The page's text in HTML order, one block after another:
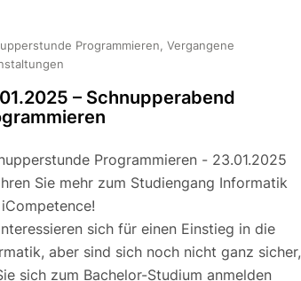
Programmieren, Vergangene
– Schnupperabend
Programmieren - 23.01.2025
Sie mehr zum Studiengang Informatik
sich für einen Einstieg in die
aber sind sich noch nicht ganz sicher,
sich zum Bachelor-Studium anmelden